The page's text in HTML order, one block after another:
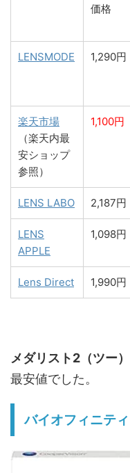
価格
LENSMODE 1,290円
楽天市場
（楽天内最
安ショップ
参照）
1,100円
LENS LABO 2,187円
LENS
APPLE
1,098円
Lens Direct 1,990円
メダリスト2（ツー）
最安値でした。
バイオフィニティ